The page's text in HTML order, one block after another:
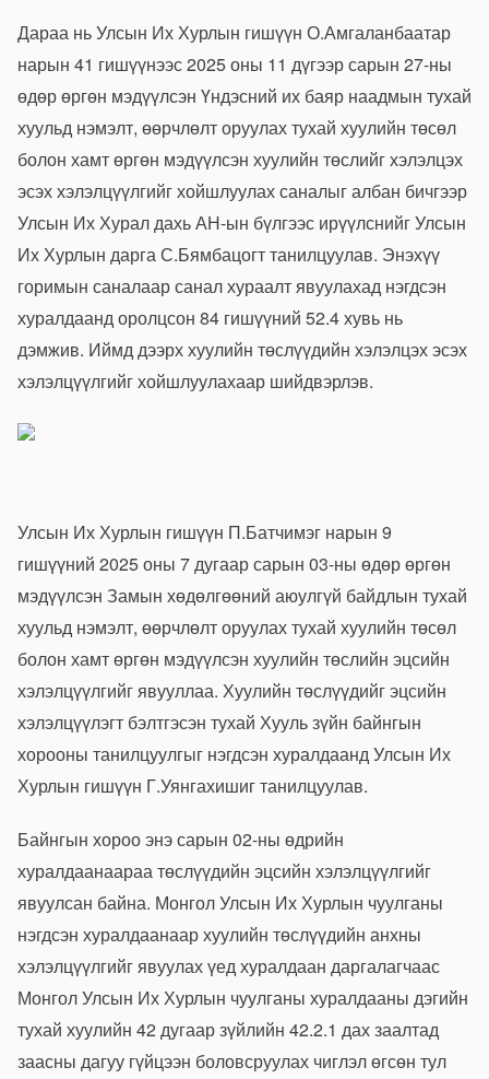
Дараа нь Улсын Их Хурлын гишүүн О.Амгаланбаатар
нарын 41 гишүүнээс 2025 оны 11 дүгээр сарын 27-ны
өдөрөргөн мэдүүлсэн Үндэсний их баяр наадмын тухай
хуульд нэмэлт, өөрчлөлт оруулах тухай хуулийн төсөл
болон хамт өргөн мэдүүлсэн хуулийн төслийг хэлэлцэх
эсэх хэлэлцүүлгийг хойшлуулах саналыг албан бичгээр
Улсын Их Хурал дахь АН-ын бүлгээс ирүүлснийг Улсын
Их Хурлын дарга С.Бямбацогт танилцуулав. Энэхүү
горимын саналаар санал хураалт явуулахад нэгдсэн
хуралдаанд оролцсон 84 гишүүний 52.4 хувь нь
дэмжив. Иймд дээрх хуулийн төслүүдийн хэлэлцэх эсэх
хэлэлцүүлгийг хойшлуулахаар шийдвэрлэв.
Улсын Их Хурлын гишүүн П.Батчимэг нарын 9
гишүүний 2025 оны 7 дугаар сарын 03-ны өдөрөргөн
мэдүүлсэн Замын хөдөлгөөний аюулгүй байдлын тухай
хуульд нэмэлт, өөрчлөлт оруулах тухай хуулийн төсөл
болон хамт өргөн мэдүүлсэн хуулийн төслийн эцсийн
хэлэлцүүлгийг явууллаа. Хуулийн төслүүдийг эцсийн
хэлэлцүүлэгт бэлтгэсэн тухай Хууль зүйн байнгын
хорооны танилцуулгыг нэгдсэн хуралдаанд Улсын Их
Хурлын гишүүн Г.Уянгахишиг танилцуулав.
Байнгын хороо энэ сарын 02-ны өдрийн
хуралдаанаараа төслүүдийн эцсийн хэлэлцүүлгийг
явуулсан байна. Монгол Улсын Их Хурлын чуулганы
нэгдсэн хуралдаанаар хуулийн төслүүдийн анхны
хэлэлцүүлгийг явуулах үед хуралдаан даргалагчаас
Монгол Улсын Их Хурлын чуулганы хуралдааны дэгийн
тухай хуулийн 42 дугаар зүйлийн 42.2.1 дах заалтад
заасны дагуу гүйцээн боловсруулах чиглэл өгсөн тул